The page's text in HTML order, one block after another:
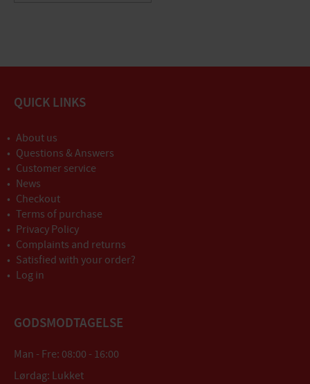
QUICK LINKS
About us
Questions & Answers
Customer service
News
Checkout
Terms of purchase
Privacy Policy
Complaints and returns
Satisfied with your order?
Log in
GODSMODTAGELSE
Man - Fre: 08:00 - 16:00
Lørdag: Lukket